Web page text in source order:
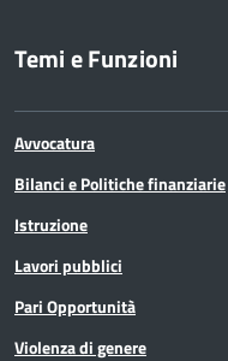
Temi e Funzioni
Avvocatura
Bilanci e Politiche finanziarie
Istruzione
Lavori pubblici
Pari Opportunità
Violenza di genere